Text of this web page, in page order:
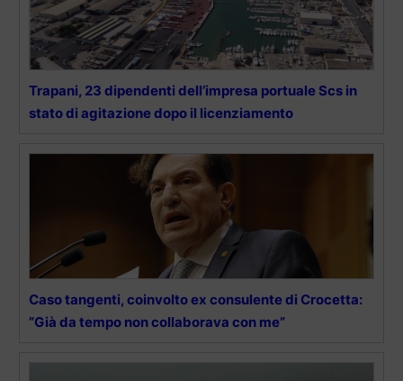
Trapani, 23 dipendenti dell’impresa portuale Scs in
stato di agitazione dopo il licenziamento
Caso tangenti, coinvolto ex consulente di Crocetta:
”Già da tempo non collaborava con me”